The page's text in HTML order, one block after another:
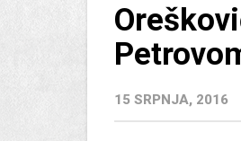
15 SRPNJA, 2016